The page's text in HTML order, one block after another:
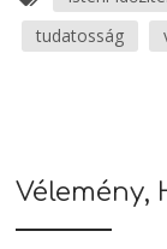
tudatosság
Vélemény,